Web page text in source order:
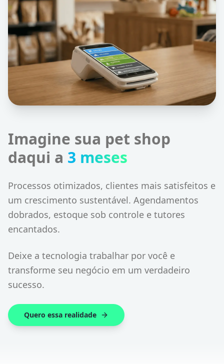
Imagine sua pet shop
daqui a 3 meses
Processos otimizados, clientes mais satisfeitos e
um crescimento sustentável. Agendamentos
dobrados, estoque sob controle e tutores
encantados.
Deixe a tecnologia trabalhar por você e
transforme seu negócio em um verdadeiro
sucesso.
Quero essa realidade